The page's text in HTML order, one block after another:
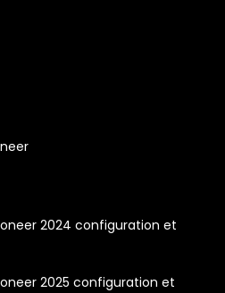
2024 configuration et
2025 configuration et